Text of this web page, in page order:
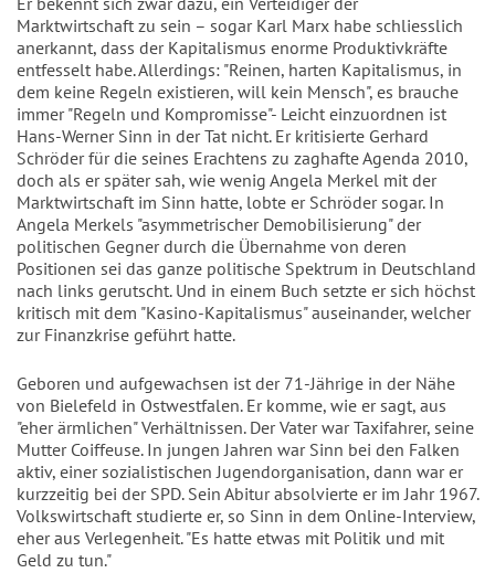
Marktwirtschaft zu sein – sogar Karl Marx habe schliesslich
anerkannt, dass der Kapitalismus enorme Produktivkräfte
entfesselt habe. Allerdings: "Reinen, harten Kapitalismus, in
dem keine Regeln existieren, will kein Mensch", es brauche
immer "Regeln und Kompromisse"- Leicht einzuordnen ist
Hans-Werner Sinn in der Tat nicht. Er kritisierte Gerhard
Schröder für die seines Erachtens zu zaghafte Agenda 2010,
doch als er später sah, wie wenig Angela Merkel mit der
Marktwirtschaft im Sinn hatte, lobte er Schröder sogar. In
Angela Merkels "asymmetrischer Demobilisierung" der
politischen Gegner durch die Übernahme von deren
Positionen sei das ganze politische Spektrum in Deutschland
nach links gerutscht. Und in einem Buch setzte er sich höchst
kritisch mit dem "Kasino-Kapitalismus" auseinander, welcher
zur Finanzkrise geführt hatte.
Geboren und aufgewachsen ist der 71-Jährige in der Nähe
von Bielefeld in Ostwestfalen. Er komme, wie er sagt, aus
"eher ärmlichen" Verhältnissen. Der Vater war Taxifahrer, seine
Mutter Coiffeuse. In jungen Jahren war Sinn bei den Falken
aktiv, einer sozialistischen Jugendorganisation, dann war er
kurzzeitig bei der SPD. Sein Abitur absolvierte er im Jahr 1967.
Volkswirtschaft studierte er, so Sinn in dem Online-Interview,
eher aus Verlegenheit. "Es hatte etwas mit Politik und mit
Geld zu tun."